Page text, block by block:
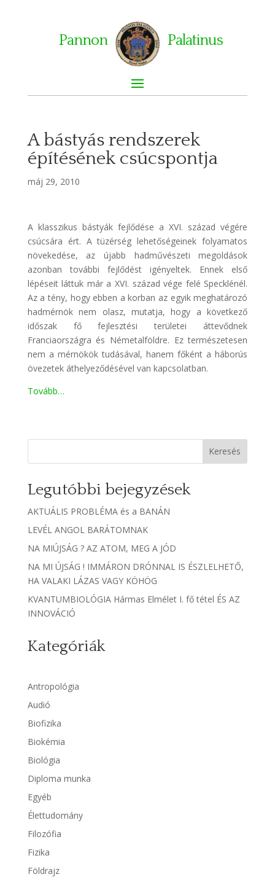
Pannon Palatinus
A bástyás rendszerek
építésének csúcspontja
máj 29, 2010
A klasszikus bástyák fejlődése a XVI. század végére
csúcsára ért. A tüzérség lehetőségeinek folyamatos
növekedése, az újabb hadművészeti megoldások
azonban további fejlődést igényeltek. Ennek első
lépéseit láttuk már a XVI. század vége felé Specklénél.
Az a tény, hogy ebben a korban az egyik meghatározó
hadmérnök nem olasz, mutatja, hogy a következő
időszak fő fejlesztési területei áttevődnek
Franciaországra és Németalföldre. Ez természetesen
nem a mérnökök tudásával, hanem főként a háborús
övezetek áthelyeződésével van kapcsolatban.
Tovább…
Keresés
Legutóbbi bejegyzések
AKTUÁLIS PROBLÉMA és a BANÁN
LEVÉL ANGOL BARÁTOMNAK
NA MIÚJSÁG ? AZ ATOM, MEG A JÓD
NA MI ÚJSÁG ! IMMÁRON DRÓNNAL IS ÉSZLELHETŐ,
HA VALAKI LÁZAS VAGY KÖHÖG
KVANTUMBIOLÓGIA Hármas Elmélet I. fő tétel ÉS AZ
INNOVÁCIÓ
Kategóriák
Antropológia
Audió
Biofizika
Biokémia
Biológia
Diploma munka
Egyéb
Élettudomány
Filozófia
Fizika
Földrajz